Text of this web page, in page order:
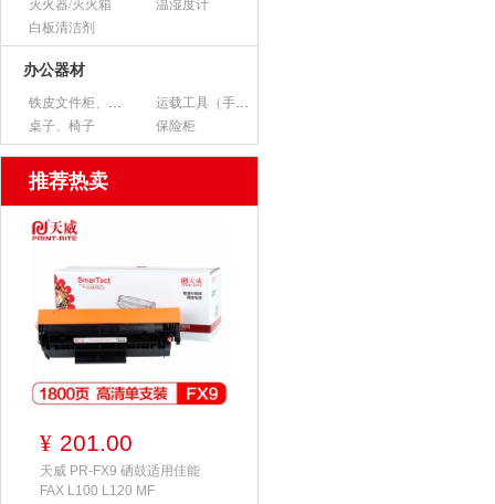
灭火器/灭火箱
温湿度计
白板清洁剂
办公器材
铁皮文件柜、货架
运载工具（手推车、平板车、梯子）
桌子、椅子
保险柜
推荐热卖
¥ 201.00
天威 PR-FX9 硒鼓适用佳能
FAX L100 L120 MF